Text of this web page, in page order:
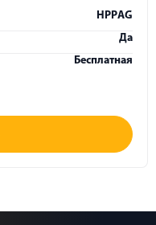
HPPАG
Да
Бесплатная